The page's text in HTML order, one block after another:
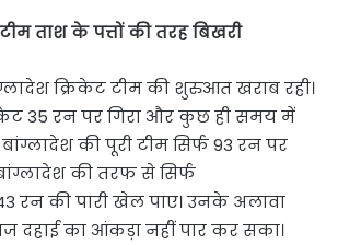
ताश के पत्तों की तरह बिखरी
क्रिकेट टीम की शुरुआत खराब रही।
35 रन पर गिरा और कुछ ही समय में
की पूरी टीम सिर्फ 93 रन पर
की तरफ से सिर्फ
की पारी खेल पाए। उनके अलावा
दहाई का आंकड़ा नहीं पार कर सका।